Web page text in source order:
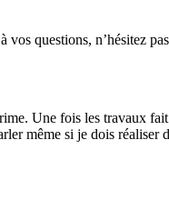
vos questions, n’hésitez
Une fois les travaux
même si je dois